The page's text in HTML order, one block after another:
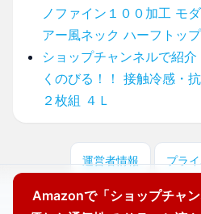
ノファイン１００加工 モ
アー風ネック ハーフトッ
ショップチャンネルで紹
くのびる！！ 接触冷感・
２枚組 ４Ｌ
Amazonで「ショップチャ
運営者情報 プラ
© 2026 どこに売ってる